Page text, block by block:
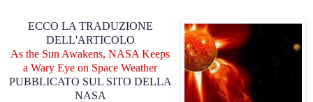
ECCO LA TRADUZIONE
DELL'ARTICOLO
As the Sun Awakens, NASA Keeps
a Wary Eye on Space Weather
PUBBLICATO SUL SITO DELLA
NASA